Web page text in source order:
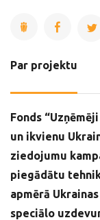
Par projektu
Fonds
un ikvienu
ziedojumu
piegādātu
apmērā
speciālo